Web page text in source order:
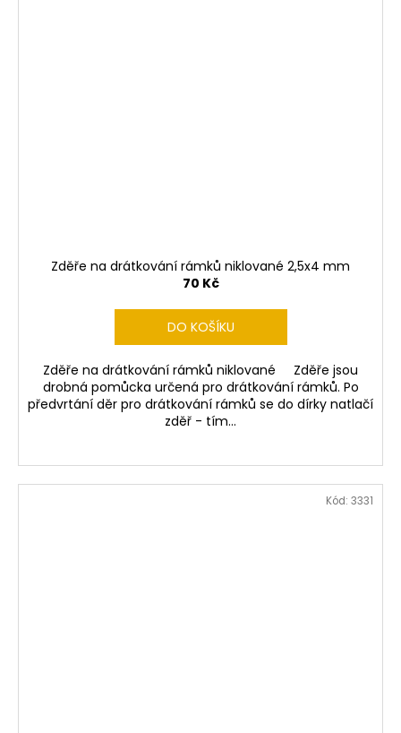
Zděře na drátkování rámků niklované 2,5x4 mm
70 Kč
DO KOŠÍKU
Zděře na drátkování rámků niklované Zděře jsou
drobná pomůcka určená pro drátkování rámků. Po
předvrtání děr pro drátkování rámků se do dírky natlačí
zděř - tím...
Kód: 3331